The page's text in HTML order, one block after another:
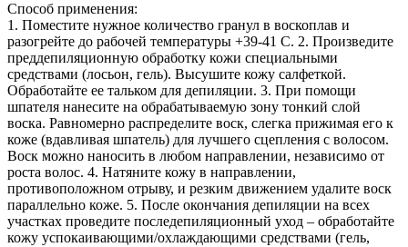
Способ применения:
1. Поместите нужное количество гранул в воскоплав и
разогрейте до рабочей температуры +39-41 С. 2. Произведите
преддепиляционную обработку кожи специальными
средствами (лосьон, гель). Высушите кожу салфеткой.
Обработайте ее тальком для депиляции. 3. При помощи
шпателя нанесите на обрабатываемую зону тонкий слой
воска. Равномерно распределите воск, слегка прижимая его к
коже (вдавливая шпатель) для лучшего сцепления с волосом.
Воск можно наносить в любом направлении, независимо от
роста волос. 4. Натяните кожу в направлении,
противоположном отрыву, и резким движением удалите воск
параллельно коже. 5. После окончания депиляции на всех
участках проведите последепиляционный уход – обработайте
кожу успокаивающими/охлаждающими средствами (гель,